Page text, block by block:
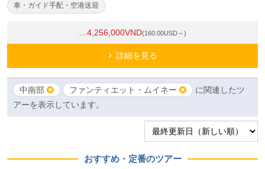
車・ガイド手配・空港送迎
4,256,000VND(160.00USD～)
詳細を見る
中南部 ファンティエット・ムイネー
に関連したツ
アーを表示しています。
おすすめ・定番のツアー